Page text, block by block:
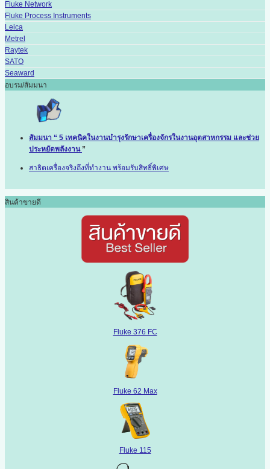
Fluke Network
Fluke Process Instruments
Leica
Metrel
Raytek
SATO
Seaward
อบรม/สัมมนา
สัมมนา “ 5 เทคนิคในงานบำรุงรักษาเครื่องจักรในงานอุตสาหกรรม และช่วย
ประหยัดพลังงาน ”
สาธิตเครื่องจริงถึงที่ทำงาน พร้อมรับสิทธิ์พิเศษ
สินค้าขายดี
Fluke 376 FC
Fluke 62 Max
Fluke 115